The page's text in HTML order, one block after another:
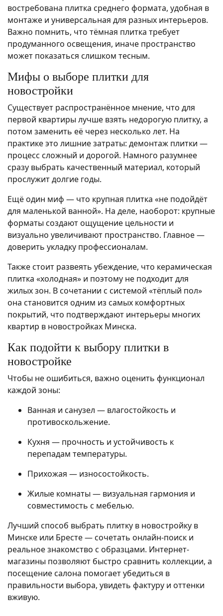
востребована плитка среднего формата, удобная в
монтаже и универсальная для разных интерьеров.
Важно помнить, что тёмная плитка требует
продуманного освещения, иначе пространство
может показаться слишком тесным.
Мифы о выборе плитки для
новостройки
Существует распространённое мнение, что для
первой квартиры лучше взять недорогую плитку, а
потом заменить её через несколько лет. На
практике это лишние затраты: демонтаж плитки —
процесс сложный и дорогой. Намного разумнее
сразу выбрать качественный материал, который
прослужит долгие годы.
Ещё один миф — что крупная плитка «не подойдёт
для маленькой ванной». На деле, наоборот: крупные
форматы создают ощущение цельности и
визуально увеличивают пространство. Главное —
доверить укладку профессионалам.
Также стоит развеять убеждение, что керамическая
плитка «холодная» и поэтому не подходит для
жилых зон. В сочетании с системой «тёплый пол»
она становится одним из самых комфортных
покрытий, что подтверждают интерьеры многих
квартир в новостройках Минска.
Как подойти к выбору плитки в
новостройке
Чтобы не ошибиться, важно оценить функционал
каждой зоны:
Ванная и санузел — влагостойкость и
противоскольжение.
Кухня — прочность и устойчивость к
перепадам температуры.
Прихожая — износостойкость.
Жилые комнаты — визуальная гармония и
совместимость с мебелью.
Лучший способ выбрать плитку в новостройку в
Минске или Бресте — сочетать онлайн-поиск и
реальное знакомство с образцами. Интернет-
магазины позволяют быстро сравнить коллекции, а
посещение салона помогает убедиться в
правильности выбора, увидеть фактуру и оттенки
вживую.